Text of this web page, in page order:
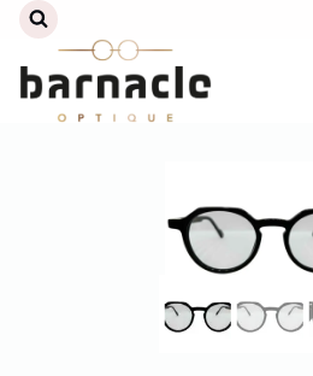
Aller
contenu